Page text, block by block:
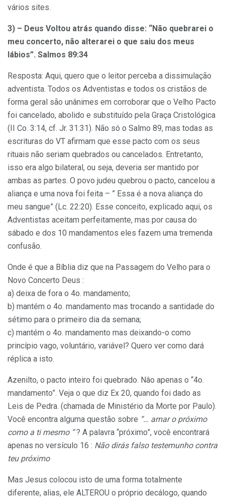
vários sites.
3) – Deus Voltou atrás quando disse: “Não quebrarei o
meu concerto, não alterarei o que saiu dos meus
lábios”. Salmos 89:34
Resposta: Aqui, quero que o leitor perceba a dissimulação
adventista. Todos os Adventistas e todos os cristãos de
forma geral são unânimes em corroborar que o Velho Pacto
foi cancelado, abolido e substituído pela Graça Cristológica
(II Co. 3:14, cf. Jr. 31:31). Não só o Salmo 89, mas todas as
escrituras do VT afirmam que esse pacto com os seus
rituais não seriam quebrados ou cancelados. Entretanto,
isso era algo bilateral, ou seja, deveria ser mantido por
ambas as partes. O povo judeu quebrou o pacto, cancelou a
aliança e uma nova foi feita – ” Essa é a nova aliança do
meu sangue” (Lc. 22:20). Esse conceito, explicado aqui, os
Adventistas aceitam perfeitamente, mas por causa do
sábado e dos 10 mandamentos eles fazem uma tremenda
confusão.
Onde é que a Bíblia diz que na Passagem do Velho para o
Novo Concerto Deus :
a) deixa de fora o 4o. mandamento;
b) mantém o 4o. mandamento mas trocando a santidade do
sétimo para o primeiro dia da semana;
c) mantém o 4o. mandamento mas deixando-o como
princípio vago, voluntário, variável? Quero ver como dará
réplica a isto.
Azenilto, o pacto inteiro foi quebrado. Nâo apenas o “4o.
mandamento”. Veja o que diz Ex 20, quando foi dado as
Leis de Pedra. (chamada de Ministério da Morte por Paulo).
Você encontra alguma questão sobre “… amar o próximo
como a ti mesmo “? A palavra “próximo”, você encontrará
apenas no versículo 16 : Não dirás falso testemunho contra
teu próximo
Mas Jesus colocou isto de uma forma totalmente
diferente, alias, ele ALTEROU o próprio decálogo, quando